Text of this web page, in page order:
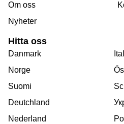
Om oss
Nyheter
Hitta oss
Danmark
Norge
Suomi
Deutchland
Nederland